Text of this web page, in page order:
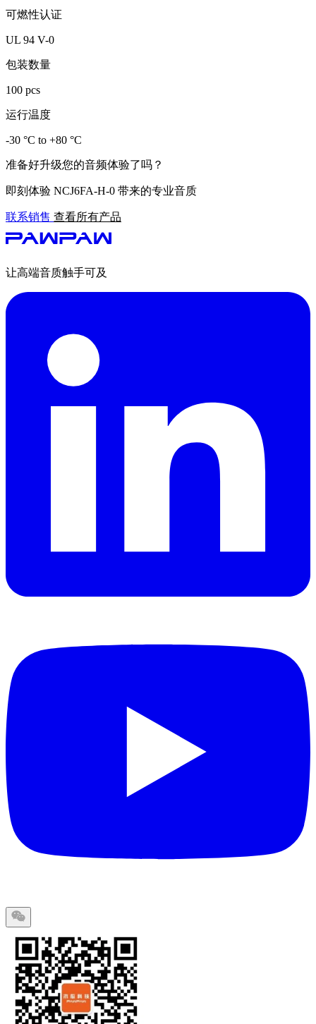
可燃性认证
UL 94 V-0
包装数量
100 pcs
运行温度
-30 °C to +80 °C
准备好升级您的音频体验了吗？
即刻体验 NCJ6FA-H-0 带来的专业音质
联系销售 查看所有产品
让高端音质触手可及